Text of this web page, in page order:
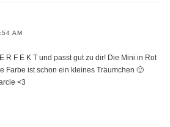
AM
R F E K T und passt gut zu dir! Die Mini in Rot
Farbe ist schon ein kleines Träumchen 🙂
<3